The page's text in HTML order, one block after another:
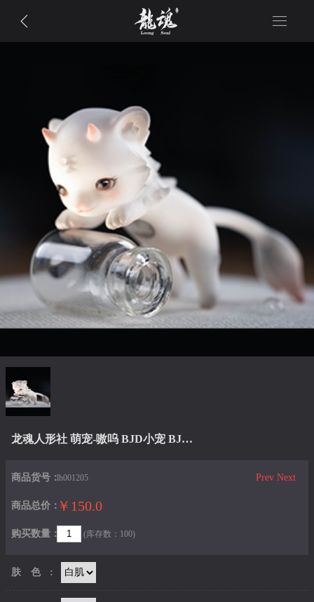
龙魂人形社 萌宠-嗷呜 BJD小宠 BJD娃娃
Prev Next
商品货号：lh001205
商品总价： ￥150.0
购买数量： (库存数：100)
肤色: